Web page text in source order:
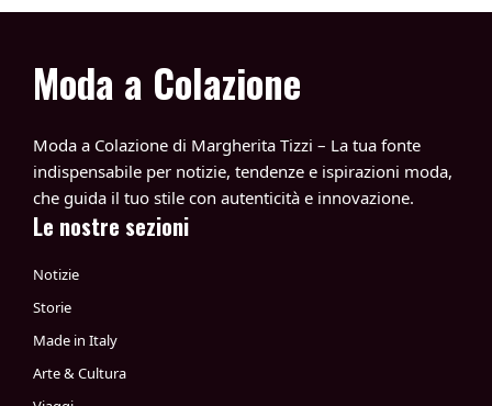
Moda a Colazione
Moda a Colazione di Margherita Tizzi – La tua fonte
indispensabile per notizie, tendenze e ispirazioni moda,
che guida il tuo stile con autenticità e innovazione.
Le nostre sezioni
Notizie
Storie
Made in Italy
Arte & Cultura